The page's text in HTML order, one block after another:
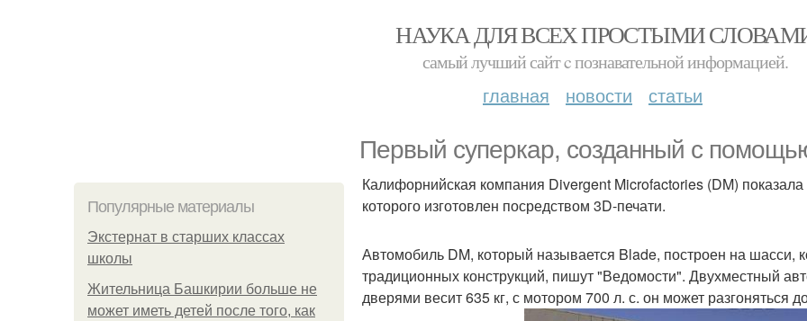
НАУКА ДЛЯ ВСЕХ ПРОСТЫМИ
самый лучший сайт c познавательной информацией.
главная новости статьи
Первый суперкар, созданный с
Популярные материалы
Экстернат в старших классах
школы
Жительница Башкирии больше не
может иметь детей после того, как
Калифорнийская компания Divergent Microfactories (DM)
которого изготовлен посредством 3D-печати.
Автомобиль DM, который называется Blade, построен на шасси,
традиционных конструкций, пишут "Ведомости". Двухместный
дверями весит 635 кг, с мотором 700 л. с. он может разгоняться